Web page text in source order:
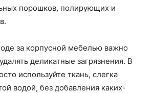
порошков, полирующих и
за корпусной мебелью важно
деликатные загрязнения. В
используйте ткань, слегка
водой, без добавления каких-